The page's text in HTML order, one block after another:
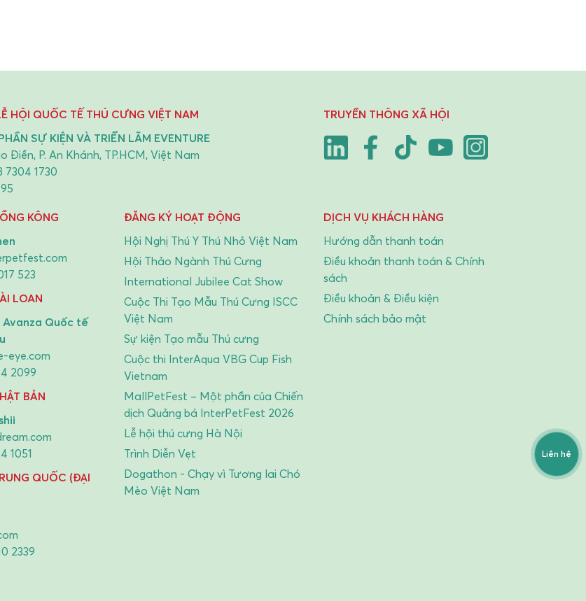
HỘI QUỐC TẾ THÚ CƯNG VIỆT NAM
SỰ KIỆN VÀ TRIỂN LÃM EVENTURE
Điền, P. An Khánh, TP.HCM, Việt Nam
7304 1730
TRUYỀN THÔNG XÃ HỘI
KÔNG
523
LOAN
Avanza Quốc tế
eye.com
2099
BẢN
1051
QUỐC (ĐẠI
2339
ĐĂNG KÝ HOẠT ĐỘNG
Hội Nghị Thú Y Thú Nhỏ Việt Nam
Hội Thảo Ngành Thú Cưng
International Jubilee Cat Show
Cuộc Thi Tạo Mẫu Thú Cưng ISCC
Việt Nam
Sự kiện Tạo mẫu Thú cưng
Cuộc thi InterAqua VBG Cup Fish
Vietnam
MallPetFest – Một phần của Chiến
dịch Quảng bá InterPetFest 2026
Lễ hội thú cưng Hà Nội
Trình Diễn Vẹt
Dogathon - Chạy vì Tương lai Chó
Mèo Việt Nam
DỊCH VỤ KHÁCH HÀNG
Hướng dẫn thanh toán
Điều khoản thanh toán & Chính
sách
Điều khoản & Điều kiện
Chính sách bảo mật
Liên hệ